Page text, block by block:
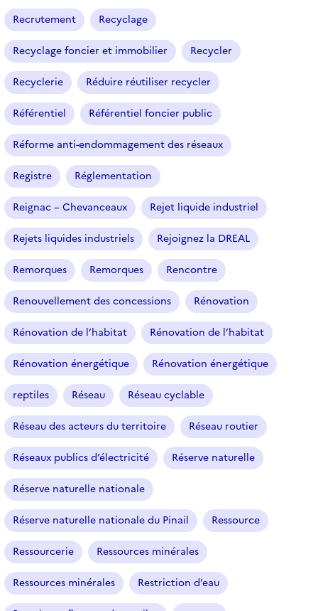
Recrutement Recyclage
Recyclage foncier et immobilier Recycler
Recyclerie Réduire réutiliser recycler
Référentiel Référentiel foncier public
Réforme anti-endommagement des réseaux
Registre Réglementation
Reignac – Chevanceaux Rejet liquide industriel
Rejets liquides industriels Rejoignez la DREAL
Remorques Remorques Rencontre
Renouvellement des concessions Rénovation
Rénovation de l’habitat Rénovation de l’habitat
Rénovation énergétique Rénovation énergétique
reptiles Réseau Réseau cyclable
Réseau des acteurs du territoire Réseau routier
Réseaux publics d’électricité Réserve naturelle
Réserve naturelle nationale
Réserve naturelle nationale du Pinail Ressource
Ressourcerie Ressources minérales
Ressources minérales Restriction d’eau